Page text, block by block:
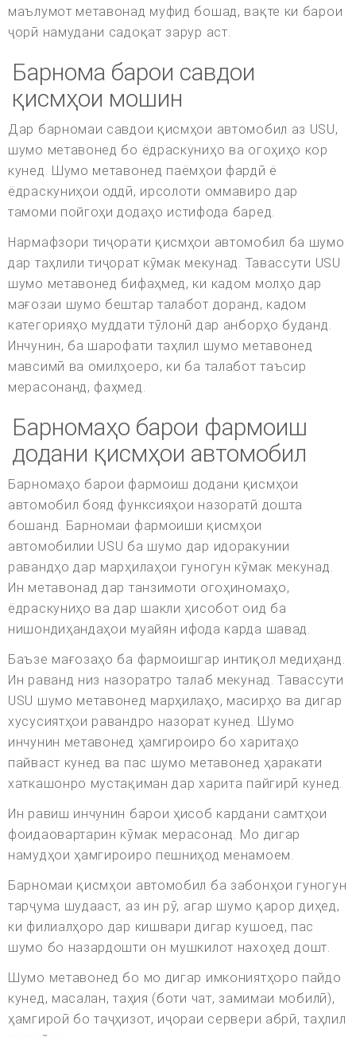
маълумот метавонад муфид бошад, вақте ки барои
ҷорӣ намудани садоқат зарур аст.
Барнома барои савдои
қисмҳои мошин
Дар барномаи савдои қисмҳои автомобил аз USU,
шумо метавонед бо ёдраскуниҳо ва огоҳиҳо кор
кунед. Шумо метавонед паёмҳои фардӣ ё
ёдраскуниҳои оддӣ, ирсолоти оммавиро дар
тамоми пойгоҳи додаҳо истифода баред.
Нармафзори тиҷорати қисмҳои автомобил ба шумо
дар таҳлили тиҷорат кӯмак мекунад. Тавассути USU
шумо метавонед бифаҳмед, ки кадом молҳо дар
мағозаи шумо бештар талабот доранд, кадом
категорияҳо муддати тӯлонӣ дар анборҳо буданд.
Инчунин, ба шарофати таҳлил шумо метавонед
мавсимӣ ва омилҳоеро, ки ба талабот таъсир
мерасонанд, фаҳмед.
Барномаҳо барои фармоиш
додани қисмҳои автомобил
Барномаҳо барои фармоиш додани қисмҳои
автомобил бояд функсияҳои назоратӣ дошта
бошанд. Барномаи фармоиши қисмҳои
автомобилии USU ба шумо дар идоракунии
равандҳо дар марҳилаҳои гуногун кӯмак мекунад.
Ин метавонад дар танзимоти огоҳиномаҳо,
ёдраскуниҳо ва дар шакли ҳисобот оид ба
нишондиҳандаҳои муайян ифода карда шавад.
Баъзе мағозаҳо ба фармоишгар интиқол медиҳанд.
Ин раванд низ назоратро талаб мекунад. Тавассути
USU шумо метавонед марҳилаҳо, масирҳо ва дигар
хусусиятҳои равандро назорат кунед. Шумо
инчунин метавонед ҳамгироиро бо харитаҳо
пайваст кунед ва пас шумо метавонед ҳаракати
хаткашонро мустақиман дар харита пайгирӣ кунед.
Ин равиш инчунин барои ҳисоб кардани самтҳои
фоидаовартарин кӯмак мерасонад. Мо дигар
намудҳои ҳамгироиро пешниҳод менамоем.
Барномаи қисмҳои автомобил ба забонҳои гуногун
тарҷума шудааст, аз ин рӯ, агар шумо қарор диҳед,
ки филиалҳоро дар кишвари дигар кушоед, пас
шумо бо назардошти он мушкилот нахоҳед дошт.
Шумо метавонед бо мо дигар имкониятҳоро пайдо
кунед, масалан, таҳия (боти чат, замимаи мобилӣ),
ҳамгироӣ бо таҷҳизот, иҷораи сервери абрӣ, таҳлил